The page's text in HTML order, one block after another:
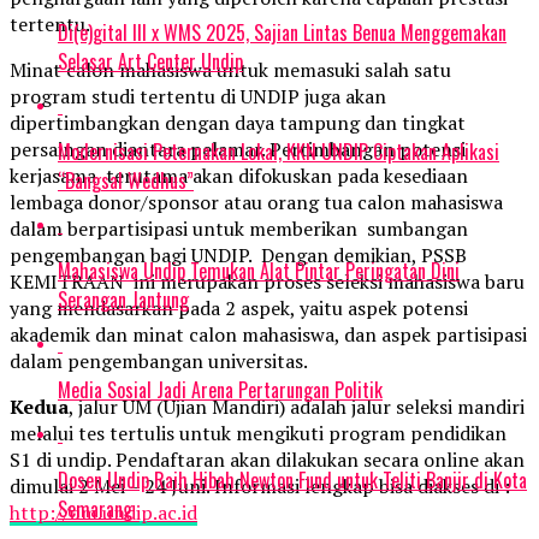
tertentu.
Minat calon mahasiswa untuk memasuki salah satu
program studi tertentu di UNDIP juga akan
dipertimbangkan dengan daya tampung dan tingkat
persaingan diantara pelamar. Pertimbangan potensi
kerjasama terutama akan difokuskan pada kesediaan
lembaga donor/sponsor atau orang tua calon mahasiswa
dalam berpartisipasi untuk memberikan sumbangan
pengembangan bagi UNDIP. Dengan demikian, PSSB
KEMITRAAN ini merupakan proses seleksi mahasiswa baru
yang mendasarkan pada 2 aspek, yaitu aspek potensi
akademik dan minat calon mahasiswa, dan aspek partisipasi
dalam pengembangan universitas.
Kedua, jalur UM (Ujian Mandiri) adalah jalur seleksi mandiri
melalui tes tertulis untuk mengikuti program pendidikan
S1 di undip. Pendaftaran akan dilakukan secara online akan
dimulai 2 Mei – 24 Juni. Informasi lengkap bisa diakses di :
http://um.undip.ac.id
Di(e)gital III x WMS 2025, Sajian Lintas Benua Menggemakan
Selasar Art Center Undip
Modernisasi Peternakan Lokal, KKN UNDIP Ciptakan Aplikasi
“Bangsal Wedhus”
Mahasiswa Undip Temukan Alat Pintar Peringatan Dini
Serangan Jantung
Media Sosial Jadi Arena Pertarungan Politik
Dosen Undip Raih Hibah Newton Fund untuk Teliti Banjir di Kota
Semarang